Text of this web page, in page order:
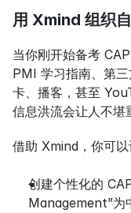
用 Xmind 组织
当你刚开始备考
PMI 学习指南、第
卡、播客，甚至
信息洪流会让人不堪
借助 Xmind，你可以
创建个性化的
Management”为